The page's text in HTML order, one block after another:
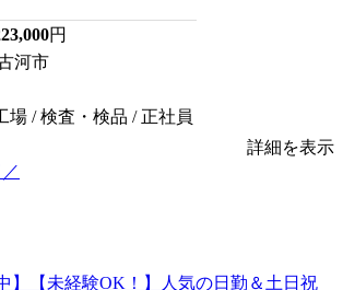
円
河市
場 / 検査・検品 / 正社員
詳細を表示